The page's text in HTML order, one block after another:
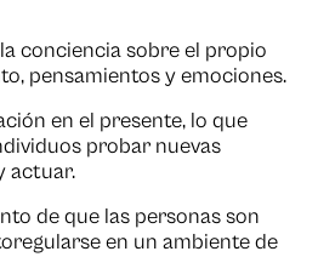
conciencia sobre el propio
pensamientos y emociones.
en el presente, lo que
probar nuevas
actuar.
de que las personas son
en un ambiente de